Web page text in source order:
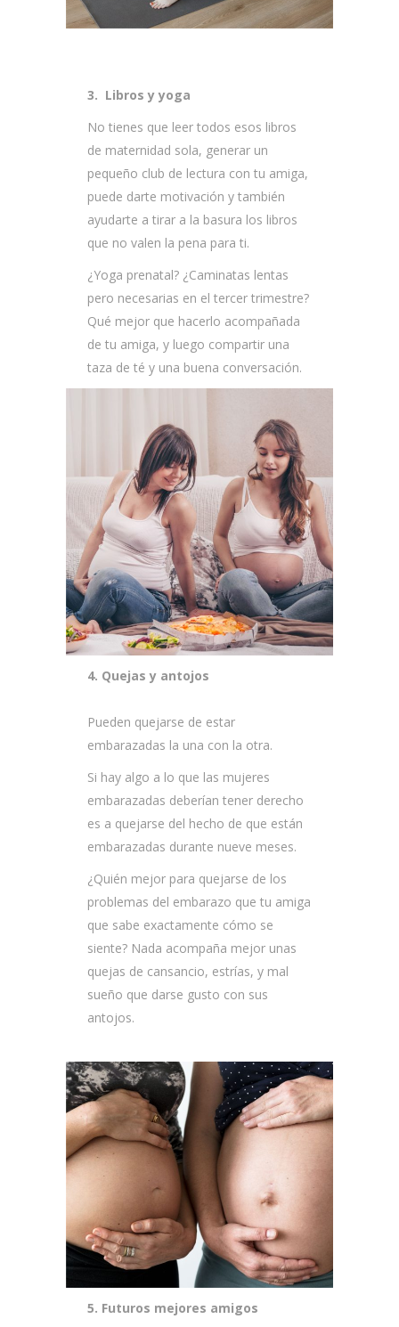
3. Libros y yoga
No tienes que leer todos esos libros
de maternidad sola, generar un
pequeño club de lectura con tu amiga,
puede darte motivación y también
ayudarte a tirar a la basura los libros
que no valen la pena para ti.
¿Yoga prenatal? ¿Caminatas lentas
pero necesarias en el tercer trimestre?
Qué mejor que hacerlo acompañada
de tu amiga, y luego compartir una
taza de té y una buena conversación.
4. Quejas y antojos
Pueden quejarse de estar
embarazadas la una con la otra.
Si hay algo a lo que las mujeres
embarazadas deberían tener derecho
es a quejarse del hecho de que están
embarazadas durante nueve meses.
¿Quién mejor para quejarse de los
problemas del embarazo que tu amiga
que sabe exactamente cómo se
siente? Nada acompaña mejor unas
quejas de cansancio, estrías, y mal
sueño que darse gusto con sus
antojos.
5. Futuros mejores amigos